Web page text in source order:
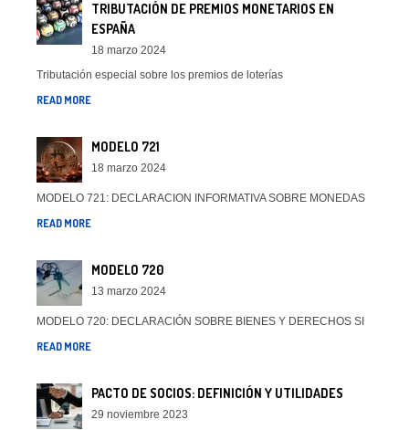
TRIBUTACIÓN DE PREMIOS MONETARIOS EN
ESPAÑA
18 marzo 2024
Tributación especial sobre los premios de loterías
READ MORE
MODELO 721
18 marzo 2024
MODELO 721: DECLARACION INFORMATIVA SOBRE MONEDAS
READ MORE
MODELO 720
13 marzo 2024
MODELO 720: DECLARACIÓN SOBRE BIENES Y DERECHOS SI
READ MORE
PACTO DE SOCIOS: DEFINICIÓN Y UTILIDADES
29 noviembre 2023